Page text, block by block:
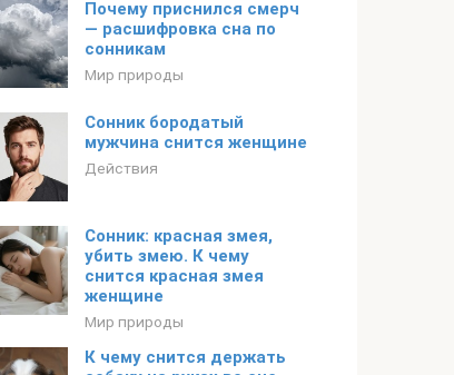
Почему приснился смерч
— расшифровка сна по
сонникам
Мир природы
Сонник бородатый
мужчина снится женщине
Действия
Сонник: красная змея,
убить змею. К чему
снится красная змея
женщине
Мир природы
К чему снится держать